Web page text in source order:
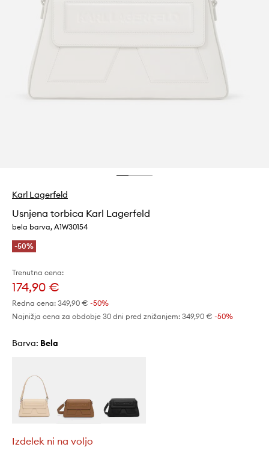
Karl Lagerfeld
Usnjena torbica Karl Lagerfeld
bela barva, A1W30154
-50%
Trenutna cena:
174,90 €
Redna cena: 349,90 € -50%
Najnižja cena za obdobje 30 dni pred znižanjem: 349,90 € -50%
Barva: bela
Izdelek ni na voljo